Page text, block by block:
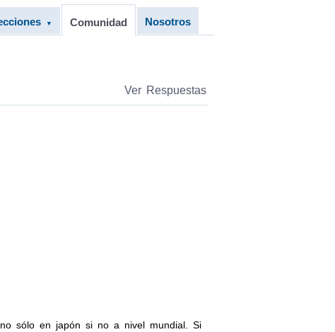
▼ Comunidad Nosotros
Ver Respuestas
sólo en japón si no a nivel mundial. Si